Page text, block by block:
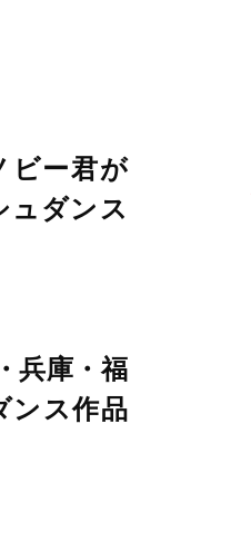
ビー君が
ュダンス
兵庫・福
ンス作品